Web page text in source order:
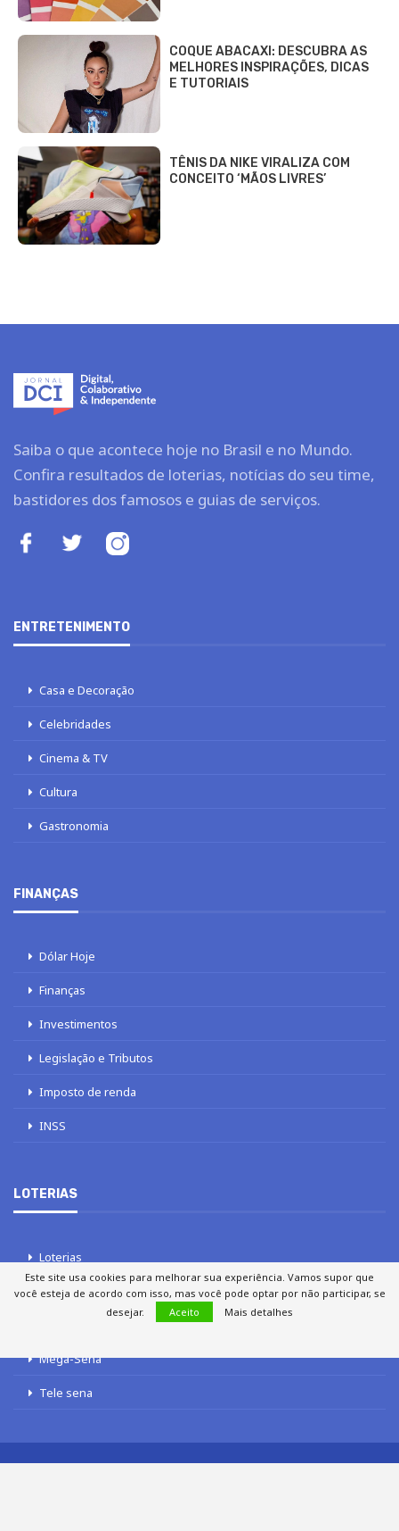
COQUE ABACAXI: DESCUBRA AS
MELHORES INSPIRAÇÕES, DICAS
E TUTORIAIS
TÊNIS DA NIKE VIRALIZA COM
CONCEITO ‘MÃOS LIVRES’
Saiba o que acontece hoje no Brasil e no Mundo.
Confira resultados de loterias, notícias do seu time,
bastidores dos famosos e guias de serviços.
ENTRETENIMENTO
Casa e Decoração
Celebridades
Cinema & TV
Cultura
Gastronomia
FINANÇAS
Dólar Hoje
Finanças
Investimentos
Legislação e Tributos
Imposto de renda
INSS
LOTERIAS
Loterias
Quina
Mega-Sena
Tele sena
Este site usa cookies para melhorar sua experiência. Vamos supor que
você esteja de acordo com isso, mas você pode optar por não participar, se
desejar.
Aceito Mais detalhes